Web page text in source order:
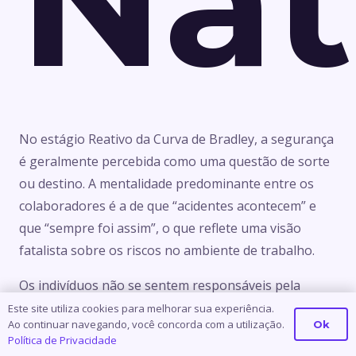
No estágio Reativo da Curva de Bradley, a segurança
é geralmente percebida como uma questão de sorte
ou destino. A mentalidade predominante entre os
colaboradores é a de que “acidentes acontecem” e
que “sempre foi assim”, o que reflete uma visão
fatalista sobre os riscos no ambiente de trabalho.
Os indivíduos não se sentem responsáveis pela
própria segurança, tampouco pela dos colegas, e a
responsabilidade pelos incidentes é frequentemente
Este site utiliza cookies para melhorar sua experiência.
Ao continuar navegando, você concorda com a utilização.
Política de Privacidade
Ok